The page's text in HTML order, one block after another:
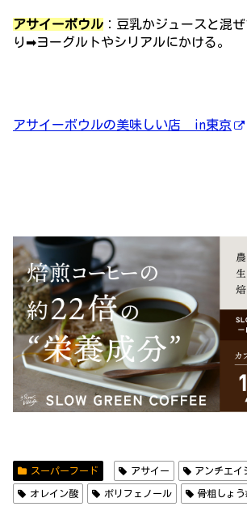
アサイーボウル ：豆乳かジュースと混
り➡ヨーグルトやシリアルにかける。
アサイーボウルの美味しい店 in東京
スーパーフード アサイー アンチエイ
オレイン酸 ポリフェノール 骨粗しょう